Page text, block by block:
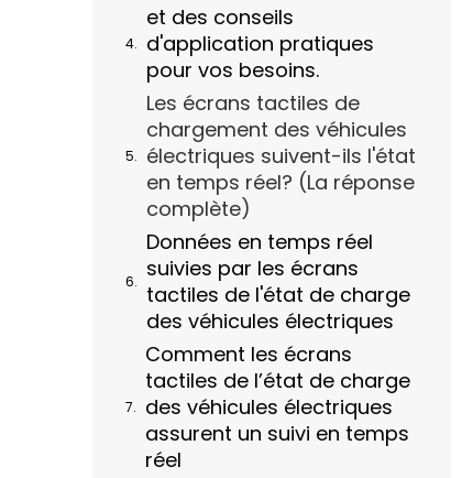
et des conseils
d'application pratiques
pour vos besoins.
Les écrans tactiles de
chargement des véhicules
électriques suivent-ils l'état
en temps réel? (La réponse
complète)
Données en temps réel
suivies par les écrans
tactiles de l'état de charge
des véhicules électriques
Comment les écrans
tactiles de l’état de charge
des véhicules électriques
assurent un suivi en temps
réel